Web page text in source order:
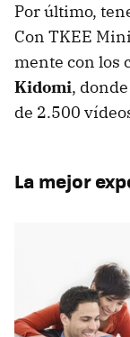
Por último,
Con TKEE
mente con los
Kidomi,
de 2.500
La mejor